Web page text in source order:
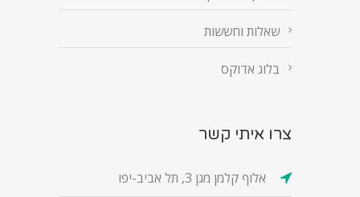
שאלות וחששות
בלוג אדוקס
צרו איתי קשר
אלוף קלמן מגן 3, תל אביב-יפו